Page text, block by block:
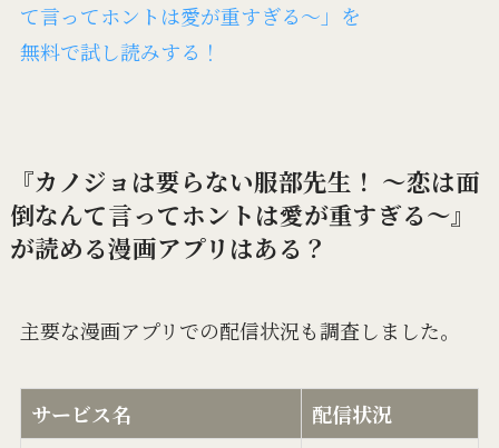
て言ってホントは愛が重すぎる～」を
無料で試し読みする！
『カノジョは要らない服部先生！ ～恋は面
倒なんて言ってホントは愛が重すぎる～』
が読める漫画アプリはある？
主要な漫画アプリでの配信状況も調査しました。
サービス名
配信状況